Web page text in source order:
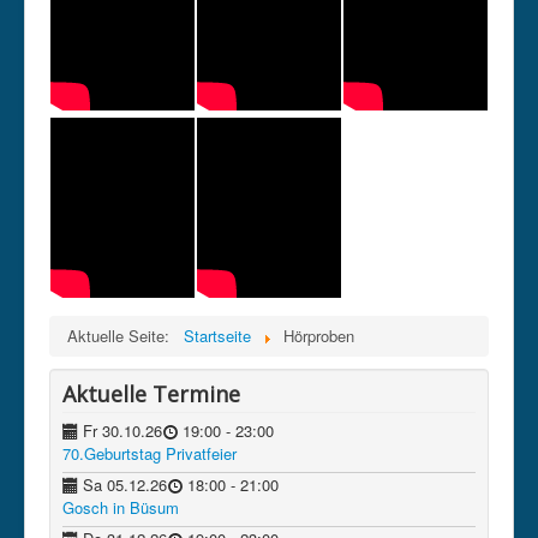
Impressum
Aktuelle Seite: Startseite Hörproben
Aktuelle Termine
Fr 30.10.26 19:00 - 23:00
70.Geburtstag Privatfeier
Sa 05.12.26
18:00 - 21:00
Gosch in Büsum